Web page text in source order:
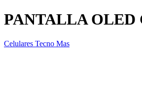
PANTALLA OLED
Celulares Tecno Mas